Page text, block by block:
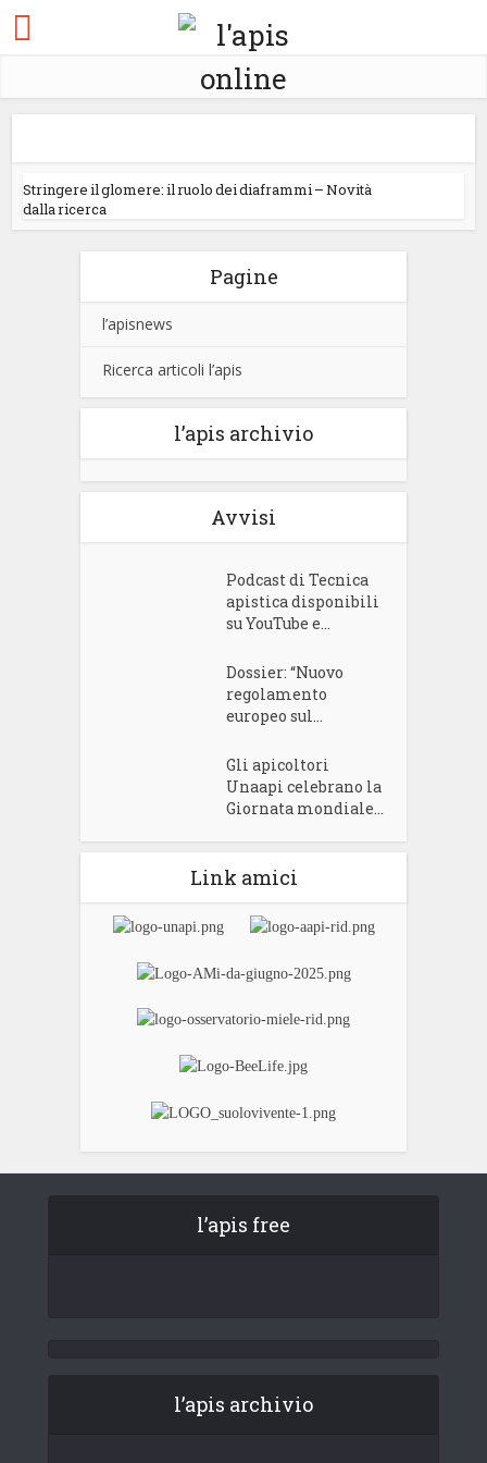
Stringere il glomere: il ruolo dei diaframmi – Novità
dalla ricerca
Pagine
l’apisnews
Ricerca articoli l’apis
l’apis archivio
Avvisi
Podcast di Tecnica
apistica disponibili
su YouTube e...
Dossier: “Nuovo
regolamento
europeo sul...
Gli apicoltori
Unaapi celebrano la
Giornata mondiale...
Link amici
l’apis free
l’apis archivio